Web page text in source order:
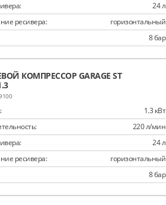
24 л
ресивера:
горизонтальный
8 бар
КОМПРЕССОР GARAGE ST
1.3 кВт
220 л/мин
24 л
ресивера:
горизонтальный
8 бар